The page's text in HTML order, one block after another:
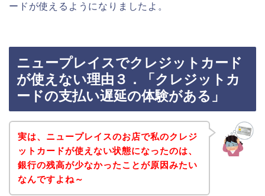
ードが使えるようになりましたよ。
ニュープレイスでクレジットカード
が使えない理由３．「クレジットカ
ードの支払い遅延の体験がある」
実は、ニュープレイスのお店で私のクレジ
ットカードが使えない状態になったのは、
銀行の残高が少なかったことが原因みたい
なんですよね～